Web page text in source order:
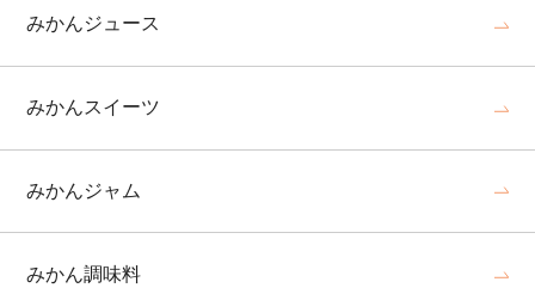
みかんジュース
みかんスイーツ
みかんジャム
みかん調味料